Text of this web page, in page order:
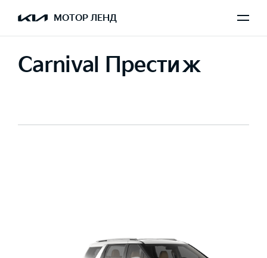
МОТОР ЛЕНД
Carnival Престиж